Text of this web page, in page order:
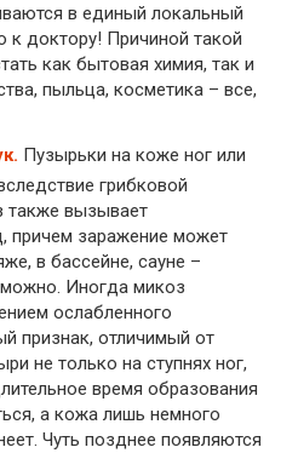
в единый локальный
к доктору! Причиной такой
как бытовая химия, так и
пыльца, косметика – все,
Пузырьки на коже ног или
грибковой
также вызывает
причем заражение может
в бассейне, сауне –
Иногда микоз
ослабленного
признак, отличимый от
не только на ступнях ног,
время образования
а кожа лишь немного
Чуть позднее появляются